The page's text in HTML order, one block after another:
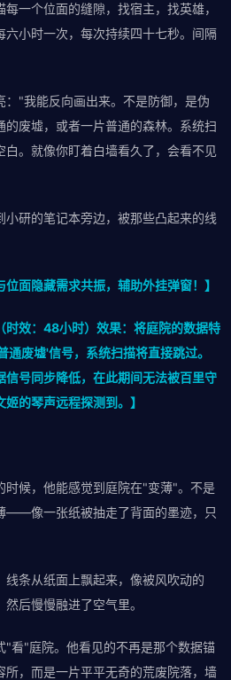
一个位面的缝隙，找宿主，找英雄，
六小时一次，每次持续四十七秒。间隔
："我能反向画出来。不是防御，是伪
废墟，或者一片普通的森林。系统扫
。就像你盯着白墙看久了，会看不见
研的笔记本旁边，被那些凸起来的线
位面隐藏需求共振，辅助外挂弹窗！】
时效：48小时）效果：将庭院的数据特
废墟'信号，系统扫描将直接跳过。
信号同步降低，在此期间无法被百里守
的琴声远程探测到。】
时候，他能感觉到庭院在"变薄"。不是
——像一张纸被抽走了背面的墨迹，只
条从纸面上飘起来，像被风吹动的
后慢慢融进了空气里。
"看"庭院。他看见的不再是那个数据锚
所，而是一片平平无奇的荒废院落，墙